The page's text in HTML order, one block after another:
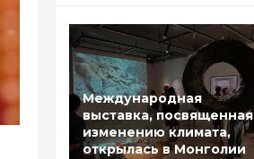
Международная
выставка, посвященная
изменению климата,
открылась в Монголии